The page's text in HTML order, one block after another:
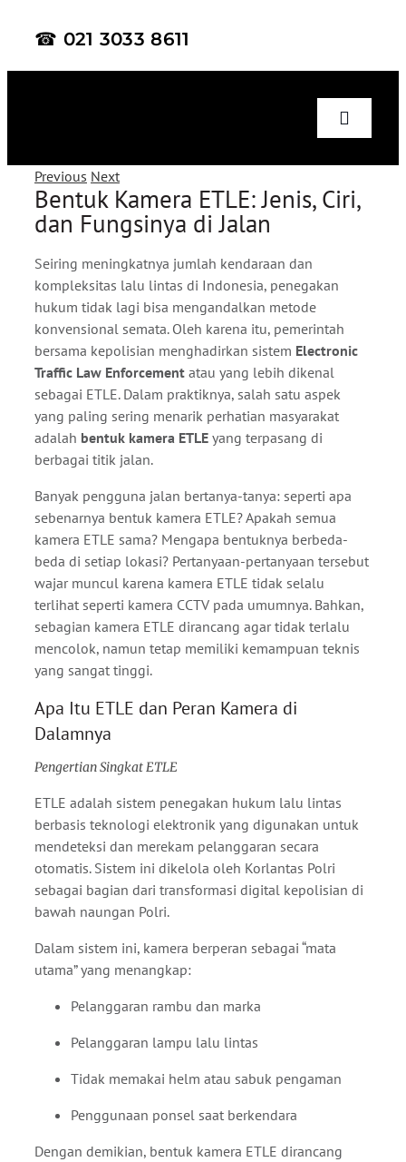
☎ 021 3033 8611
Toggle
Home
About Us
Product
Project
Contact Us
Previous Next
Bentuk Kamera ETLE: Jenis, Ciri,
dan Fungsinya di Jalan
Seiring meningkatnya jumlah kendaraan dan
kompleksitas lalu lintas di Indonesia, penegakan
hukum tidak lagi bisa mengandalkan metode
konvensional semata. Oleh karena itu, pemerintah
bersama kepolisian menghadirkan sistem Electronic
Traffic Law Enforcement atau yang lebih dikenal
sebagai ETLE. Dalam praktiknya, salah satu aspek
yang paling sering menarik perhatian masyarakat
adalah bentuk kamera ETLE yang terpasang di
berbagai titik jalan.
Banyak pengguna jalan bertanya-tanya: seperti apa
sebenarnya bentuk kamera ETLE? Apakah semua
kamera ETLE sama? Mengapa bentuknya berbeda-
beda di setiap lokasi? Pertanyaan-pertanyaan tersebut
wajar muncul karena kamera ETLE tidak selalu
terlihat seperti kamera CCTV pada umumnya. Bahkan,
sebagian kamera ETLE dirancang agar tidak terlalu
mencolok, namun tetap memiliki kemampuan teknis
yang sangat tinggi.
Apa Itu ETLE dan Peran Kamera di
Dalamnya
Pengertian Singkat ETLE
ETLE adalah sistem penegakan hukum lalu lintas
berbasis teknologi elektronik yang digunakan untuk
mendeteksi dan merekam pelanggaran secara
otomatis. Sistem ini dikelola oleh Korlantas Polri
sebagai bagian dari transformasi digital kepolisian di
bawah naungan Polri.
Dalam sistem ini, kamera berperan sebagai “mata
utama” yang menangkap:
Pelanggaran rambu dan marka
Pelanggaran lampu lalu lintas
Tidak memakai helm atau sabuk pengaman
Penggunaan ponsel saat berkendara
Dengan demikian, bentuk kamera ETLE dirancang